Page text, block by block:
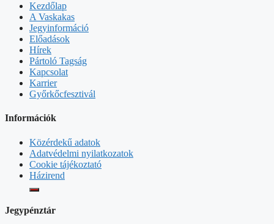
Kezdőlap
A Vaskakas
Jegyinformáció
Előadások
Hírek
Pártoló Tagság
Kapcsolat
Karrier
Győrkőcfesztivál
Információk
Közérdekű adatok
Adatvédelmi nyilatkozatok
Cookie tájékoztató
Házirend
Jegypénztár